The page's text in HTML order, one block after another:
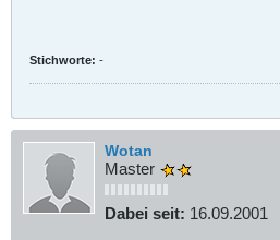
Stichworte: -
Wotan
Master
Dabei seit: 16.09.2001